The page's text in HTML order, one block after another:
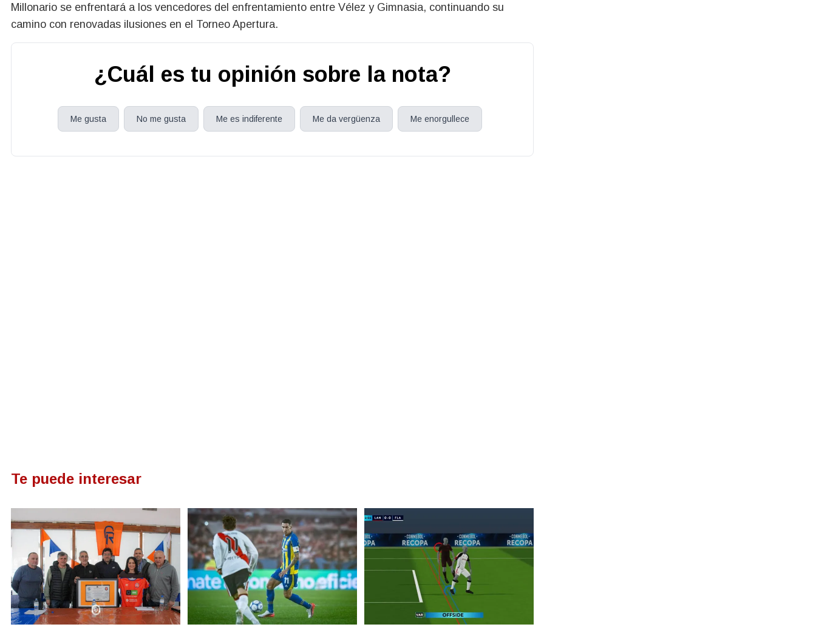
Millonario se enfrentará a los vencedores del enfrentamiento entre Vélez y Gimnasia, continuando su
camino con renovadas ilusiones en el Torneo Apertura.
¿Cuál es tu opinión sobre la nota?
Me gusta No me gusta Me es indiferente Me da vergüenza Me enorgullece
Te puede interesar